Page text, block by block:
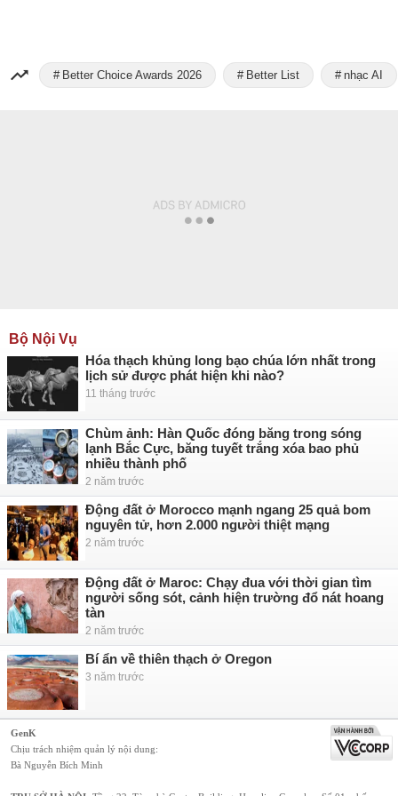
Better Choice Awards 2026 Better List nhạc AI
Bộ Nội Vụ
Hóa thạch khủng long bạo chúa lớn nhất trong
lịch sử được phát hiện khi nào?
11 tháng trước
Chùm ảnh: Hàn Quốc đóng băng trong sóng
lạnh Bắc Cực, băng tuyết trắng xóa bao phủ
nhiều thành phố
2 năm trước
Động đất ở Morocco mạnh ngang 25 quả bom
nguyên tử, hơn 2.000 người thiệt mạng
2 năm trước
Động đất ở Maroc: Chạy đua với thời gian tìm
người sống sót, cảnh hiện trường đổ nát hoang
tàn
2 năm trước
Bí ẩn về thiên thạch ở Oregon
3 năm trước
GenK
Chịu trách nhiệm quản lý nội dung:
Bà Nguyễn Bích Minh